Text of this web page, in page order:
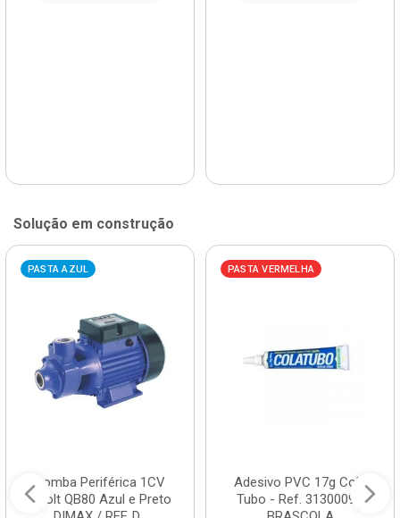
Solução em construção
PASTA AZUL
Bomba Periférica 1CV
Bivolt QB80 Azul e Preto
PASTA VERMELHA
Adesivo PVC 17g Cola
Tubo - Ref. 3130009 -